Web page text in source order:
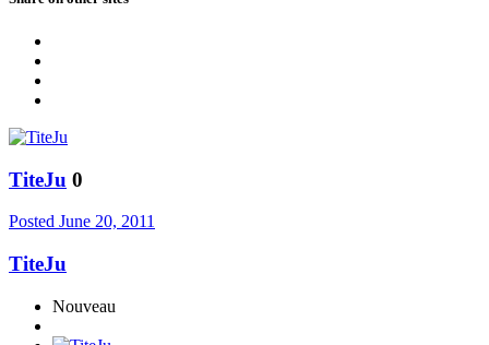
TiteJu 0
Posted June 20, 2011
TiteJu
Nouveau